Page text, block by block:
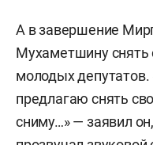
А в завершение
Мухаметшину снять
молодых
предлагаю снять
сниму…» — заявил